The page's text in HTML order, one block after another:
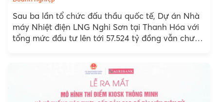
Sau ba lần tổ chức đấu thầu quốc tế, Dự án Nhà
máy Nhiệt điện LNG Nghi Sơn tại Thanh Hóa với
tổng mức đầu tư lên tới 57.524 tỷ đồng vẫn chưa